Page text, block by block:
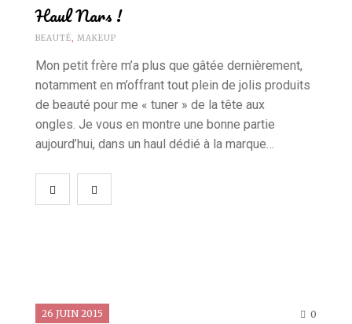
Haul Nars !
BEAUTÉ, MAKEUP
Mon petit frère m’a plus que gâtée dernièrement,
notamment en m’offrant tout plein de jolis produits
de beauté pour me « tuner » de la tête aux
ongles. Je vous en montre une bonne partie
aujourd’hui, dans un haul dédié à la marque…
26 JUIN 2015 0